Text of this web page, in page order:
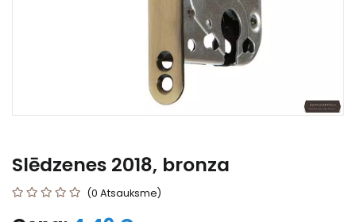
Slēdzenes 2018, bronza
(0 Atsauksme)